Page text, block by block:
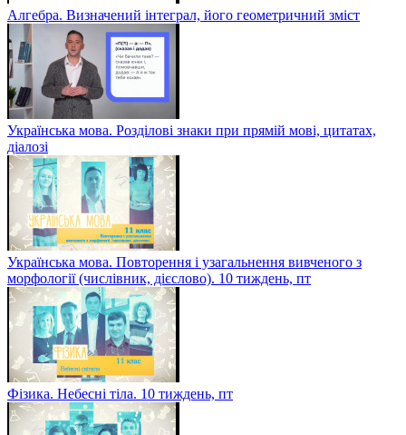
Алгебра. Визначений інтеграл, його геометричний зміст
Українська мова. Розділові знаки при прямій мові, цитатах,
діалозі
Українська мова. Повторення і узагальнення вивченого з
морфології (числівник, дієслово). 10 тиждень, пт
Фізика. Небесні тіла. 10 тиждень, пт